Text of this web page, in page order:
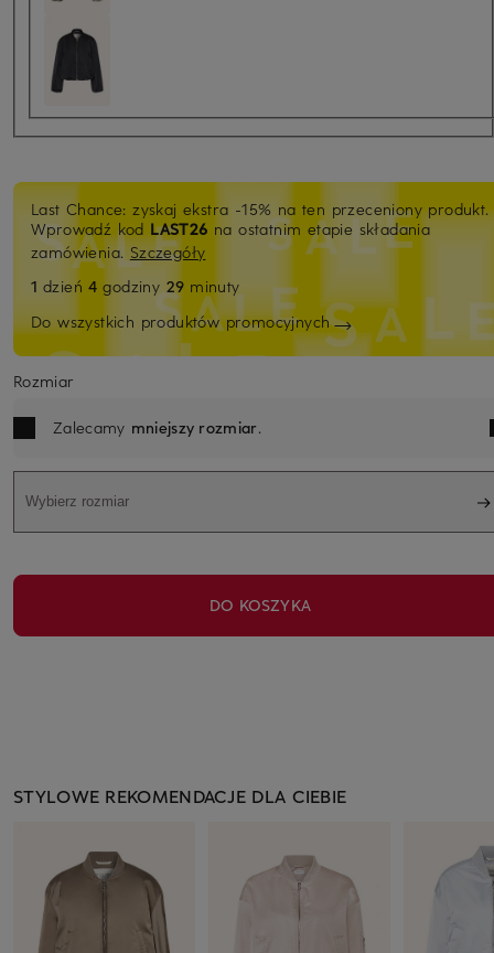
Last Chance: zyskaj ekstra -15% na ten przeceniony produkt.
Wprowadź kod LAST26 na ostatnim etapie składania
zamówienia. Szczegóły
1 dzień4godziny 29 minuty
Do wszystkich produktów promocyjnych
Rozmiar
Zalecamy mniejszy rozmiar.
Wybierz rozmiar
DO KOSZYKA
STYLOWE REKOMENDACJE DLA CIEBIE